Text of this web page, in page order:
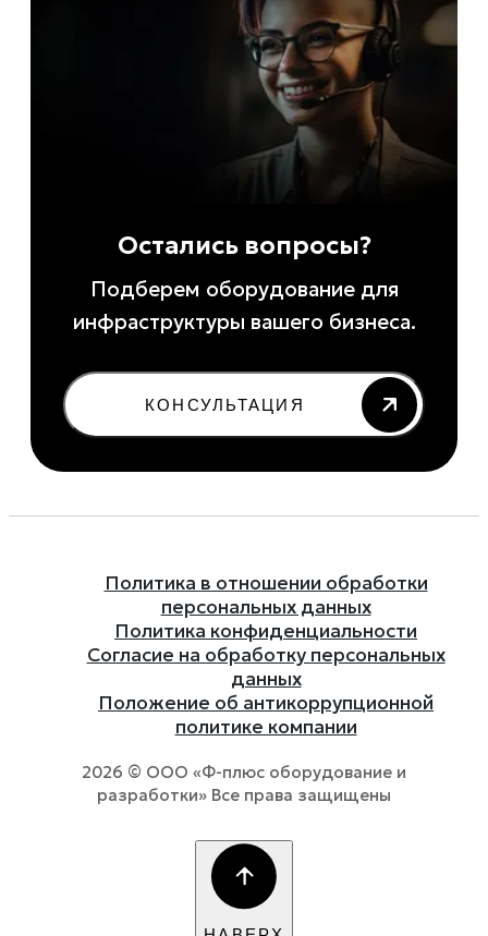
Остались вопросы?
Подберем оборудование для
инфраструктуры вашего бизнеса.
КОНСУЛЬТАЦИЯ
Политика в отношении обработки
персональных данных
Политика конфиденциальности
Согласие на обработку персональных
данных
Положение об антикоррупционной
политике компании
2026 © ООО «Ф-плюс оборудование и
разработки» Все права защищены